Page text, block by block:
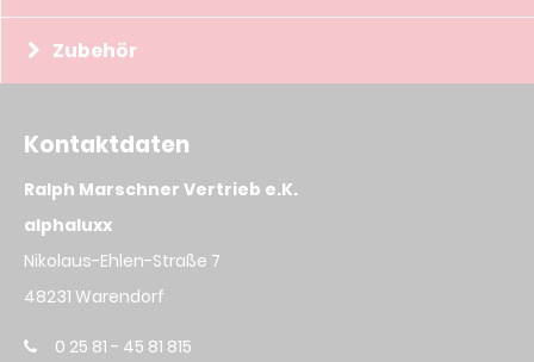
Zubehör
Kontaktdaten
Ralph Marschner Vertrieb e.K.
alphaluxx
Nikolaus-Ehlen-Straße 7
48231 Warendorf
0 25 81 - 45 81 815